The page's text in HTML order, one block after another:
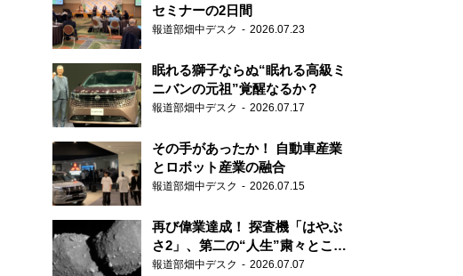
セミナーの2日間
報道部畑中デスク 2026.07.23
眠れる獅子ならぬ“眠れる高級ミ
ニバンの元祖”覚醒なるか？
報道部畑中デスク 2026.07.17
その手があったか！ 自動車産業
とロボット産業の融合
報道部畑中デスク 2026.07.15
再び偉業達成！ 探査機「はやぶ
さ2」、第二の“人生”粛々とこな
す
報道部畑中デスク 2026.07.07